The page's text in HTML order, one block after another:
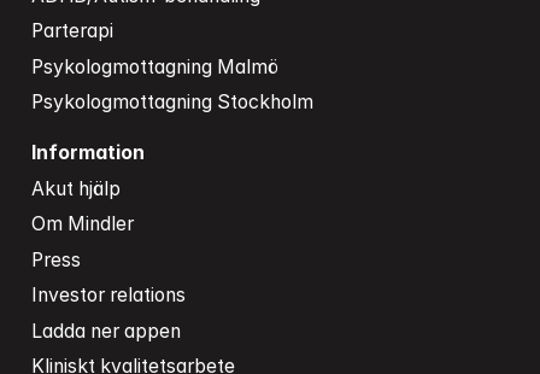
Parterapi
Psykologmottagning Malmö
Psykologmottagning Stockholm
Information
Akut hjälp
Om Mindler
Press
Investor relations
Ladda ner appen
Kliniskt kvalitetsarbete